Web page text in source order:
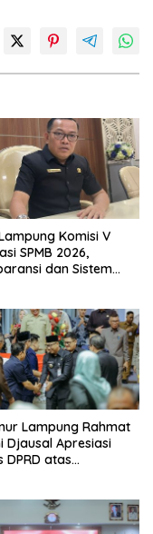
Komisi V
SPMB 2026,
dan Sistem
Lampung Rahmat
Djausal Apresiasi
DPRD atas
DPRD